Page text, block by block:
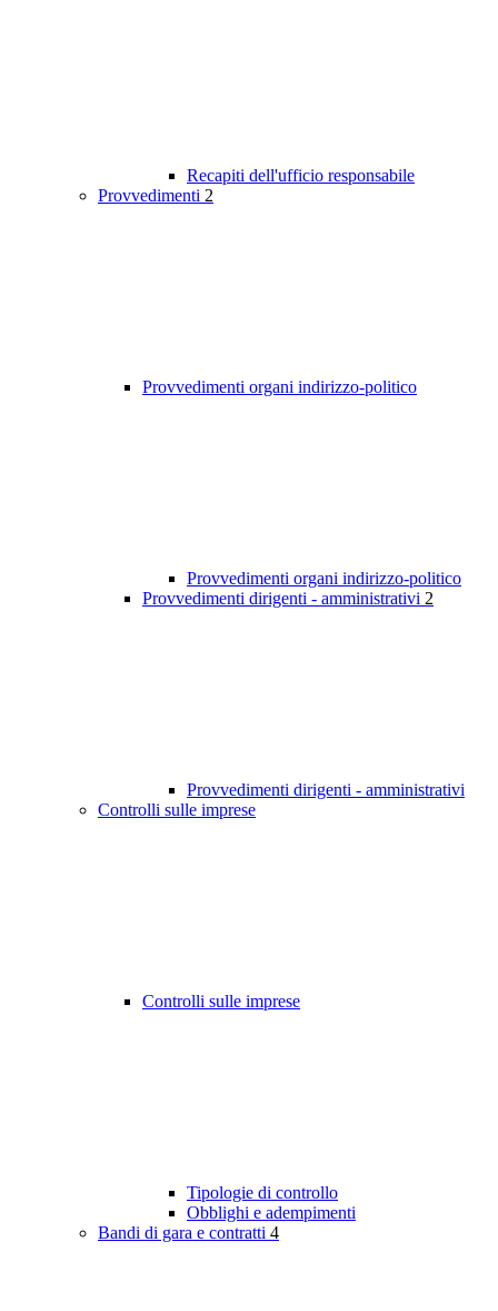
Recapiti dell'ufficio responsabile
Provvedimenti 2
Provvedimenti organi indirizzo-politico
Provvedimenti organi indirizzo-politico
Provvedimenti dirigenti - amministrativi 2
Provvedimenti dirigenti - amministrativi
Controlli sulle imprese
Controlli sulle imprese
Tipologie di controllo
Obblighi e adempimenti
Bandi di gara e contratti 4